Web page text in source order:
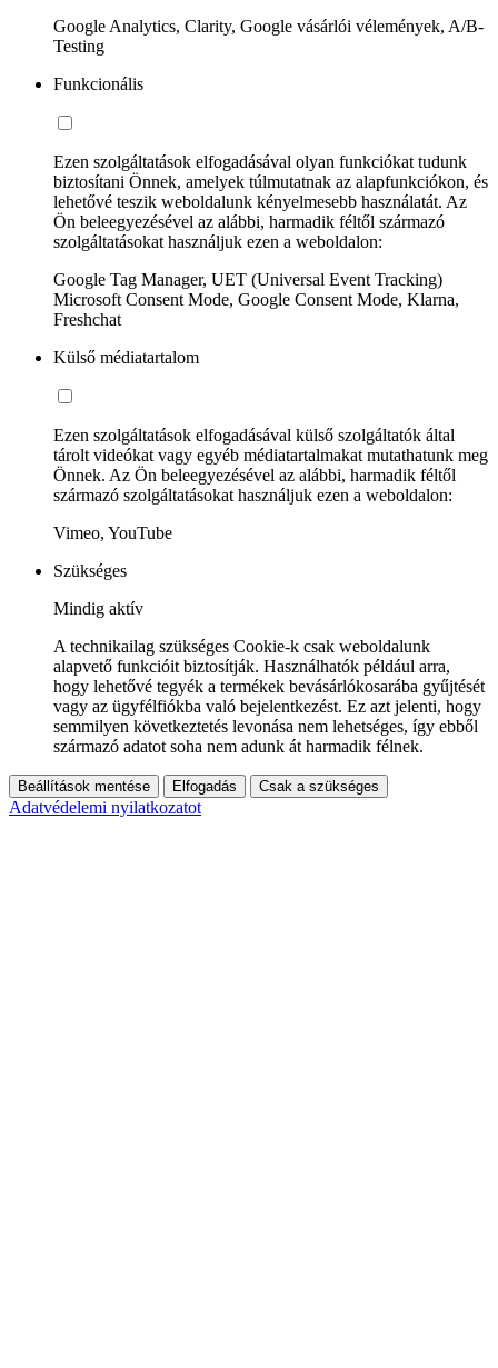
Google Analytics, Clarity, Google vásárlói vélemények, A/B-
Testing
Funkcionális
Ezen szolgáltatások elfogadásával olyan funkciókat tudunk
biztosítani Önnek, amelyek túlmutatnak az alapfunkciókon, és
lehetővé teszik weboldalunk kényelmesebb használatát. Az
Ön beleegyezésével az alábbi, harmadik féltől származó
szolgáltatásokat használjuk ezen a weboldalon:
Google Tag Manager, UET (Universal Event Tracking)
Microsoft Consent Mode, Google Consent Mode, Klarna,
Freshchat
Külső médiatartalom
Ezen szolgáltatások elfogadásával külső szolgáltatók által
tárolt videókat vagy egyéb médiatartalmakat mutathatunk meg
Önnek. Az Ön beleegyezésével az alábbi, harmadik féltől
származó szolgáltatásokat használjuk ezen a weboldalon:
Vimeo, YouTube
Szükséges
Mindig aktív
A technikailag szükséges Cookie-k csak weboldalunk
alapvető funkcióit biztosítják. Használhatók például arra,
hogy lehetővé tegyék a termékek bevásárlókosarába gyűjtését
vagy az ügyfélfiókba való bejelentkezést. Ez azt jelenti, hogy
semmilyen következtetés levonása nem lehetséges, így ebből
származó adatot soha nem adunk át harmadik félnek.
Beállítások mentése Elfogadás Csak a szükséges
Adatvédelemi nyilatkozatot